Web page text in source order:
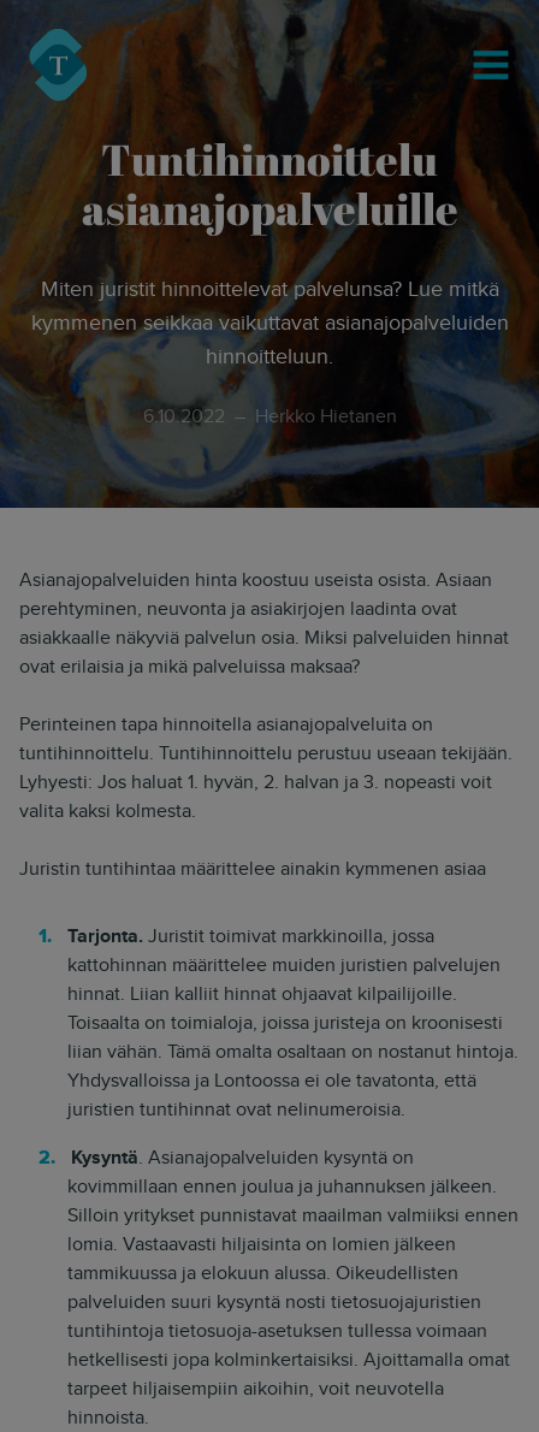
Turre Legal
MENU
Tuntihinnoittelu
asianajopalveluille
Miten juristit hinnoittelevat palvelunsa? Lue mitkä
kymmenen seikkaa vaikuttavat asianajopalveluiden
hinnoitteluun.
6.10.2022 Herkko Hietanen
Asianajopalveluiden hinta koostuu useista osista. Asiaan
perehtyminen, neuvonta ja asiakirjojen laadinta ovat
asiakkaalle näkyviä palvelun osia. Miksi palveluiden hinnat
ovat erilaisia ja mikä palveluissa maksaa?
Perinteinen tapa hinnoitella asianajopalveluita on
tuntihinnoittelu. Tuntihinnoittelu perustuu useaan tekijään.
Lyhyesti: Jos haluat 1. hyvän, 2. halvan ja 3. nopeasti voit
valita kaksi kolmesta.
Juristin tuntihintaa määrittelee ainakin kymmenen asiaa
Tarjonta. Juristit toimivat markkinoilla, jossa
kattohinnan määrittelee muiden juristien palvelujen
hinnat. Liian kalliit hinnat ohjaavat kilpailijoille.
Toisaalta on toimialoja, joissa juristeja on kroonisesti
liian vähän. Tämä omalta osaltaan on nostanut hintoja.
Yhdysvalloissa ja Lontoossa ei ole tavatonta, että
juristien tuntihinnat ovat nelinumeroisia.
Kysyntä. Asianajopalveluiden kysyntä on
kovimmillaan ennen joulua ja juhannuksen jälkeen.
Silloin yritykset punnistavat maailman valmiiksi ennen
lomia. Vastaavasti hiljaisinta on lomien jälkeen
tammikuussa ja elokuun alussa. Oikeudellisten
palveluiden suuri kysyntä nosti tietosuojajuristien
tuntihintoja tietosuoja-asetuksen tullessa voimaan
hetkellisesti jopa kolminkertaisiksi. Ajoittamalla omat
tarpeet hiljaisempiin aikoihin, voit neuvotella
hinnoista.
modal-check